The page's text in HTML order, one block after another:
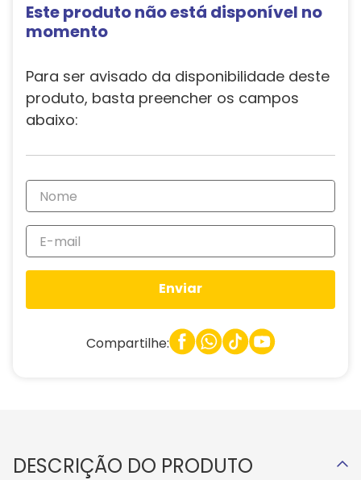
Este produto não está disponível no
momento
Para ser avisado da disponibilidade deste
produto, basta preencher os campos
abaixo:
Enviar
Compartilhe:
DESCRIÇÃO DO PRODUTO